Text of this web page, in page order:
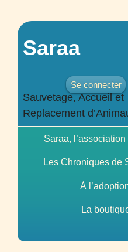
Saraa
Se connecter
Sauvetage, Accueil et
Replacement
Saraa, l’association
Les Chroniques de
À
La